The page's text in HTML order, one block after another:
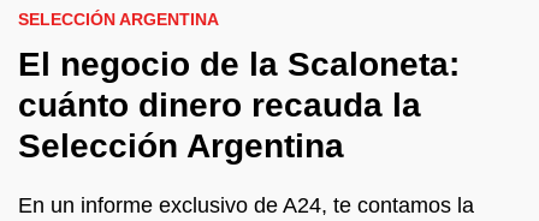
SELECCIÓN ARGENTINA
El negocio de la Scaloneta:
cuánto dinero recauda la
Selección Argentina
En un informe exclusivo de A24, te contamos la